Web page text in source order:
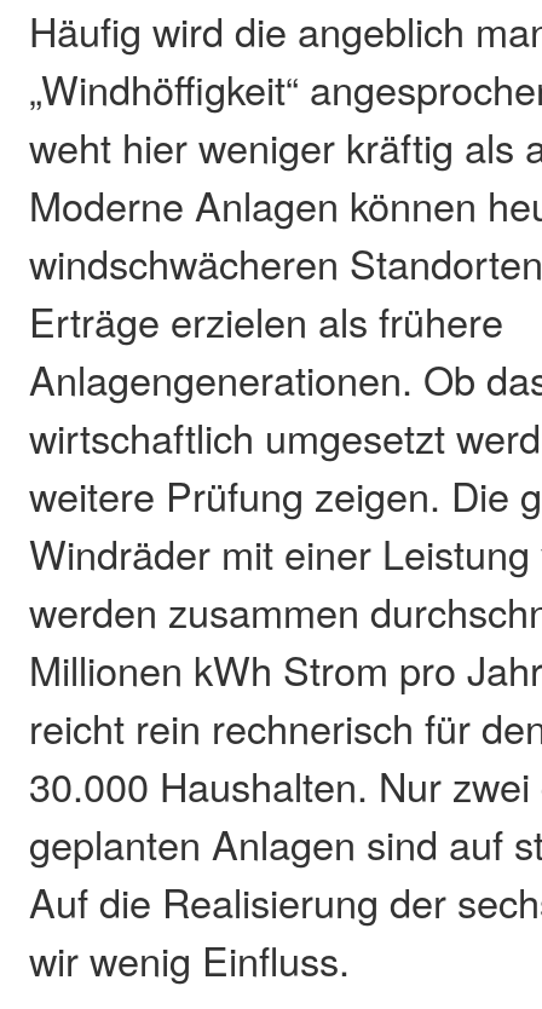
Häufig wird die angeblich
„Windhöffigkeit“
weht hier weniger kräftig als
Moderne Anlagen können
windschwächeren
Erträge erzielen als frühere
Anlagengenerationen. Ob
wirtschaftlich umgesetzt
weitere Prüfung zeigen. Die
Windräder mit einer
werden zusammen
Millionen kWh Strom pro
reicht rein rechnerisch für
30.000 Haushalten. Nur
geplanten Anlagen sind auf
Auf die Realisierung der
wir wenig Einfluss.